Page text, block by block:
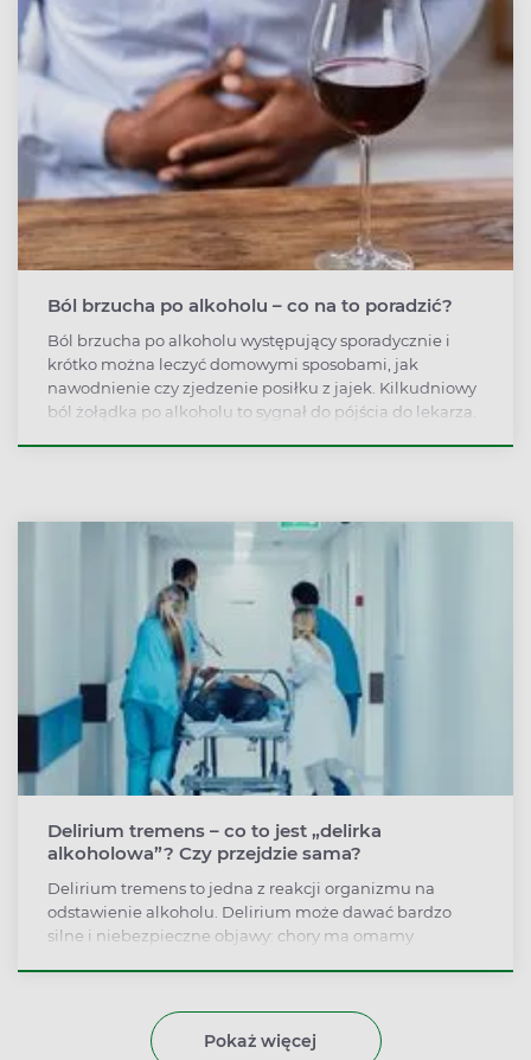
Ból brzucha po alkoholu – co na to poradzić?
Ból brzucha po alkoholu występujący sporadycznie i
krótko można leczyć domowymi sposobami, jak
nawodnienie czy zjedzenie posiłku z jajek. Kilkudniowy
ból żołądka po alkoholu to sygnał do pójścia do lekarza.
Delirium tremens – co to jest „delirka
alkoholowa”? Czy przejdzie sama?
Delirium tremens to jedna z reakcji organizmu na
odstawienie alkoholu. Delirium może dawać bardzo
silne i niebezpieczne objawy: chory ma omamy
emocji i mowy. Z delirium alkoholowym trzeba się
zgłosić do szpitala lub wezwać pogotowie.
Pokaż więcej